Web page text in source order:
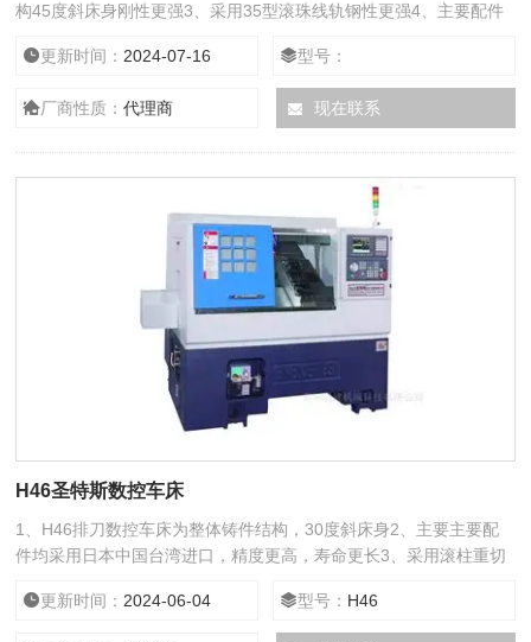
构45度斜床身刚性更强3、采用35型滚珠线轨钢性更强4、主要配件
车削，大吃刀量车削6、标配德国霄特伺服12工位刀塔7、*滚柱线轨
尾座8、Z轴行程有300mm和500mm可以选择
更新时间： 2024-07-16 型号：
厂商性质：代理商 现在联系
H46圣特斯数控车床
1、H46排刀数控车床为整体铸件结构，30度斜床身2、主要主要配
件均采用日本中国台湾进口，精度更高，寿命更长3、采用滚柱重切
更新时间： 2024-06-04 型号： H46